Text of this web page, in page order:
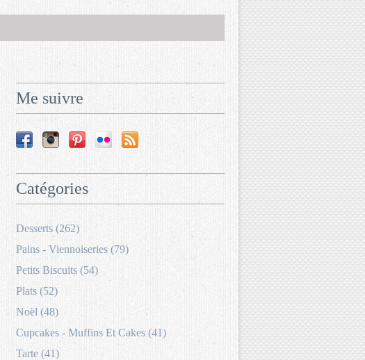
Me suivre
Catégories
Desserts (262)
Pains - Viennoiseries (79)
Petits Biscuits (54)
Plats (52)
Noël (48)
Cupcakes - Muffins Et Cakes (41)
Tarte (41)